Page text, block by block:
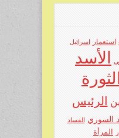
استعمار اسرائيل
الأسد
الثورة
الرئيس
السوري الفساد
المرأة